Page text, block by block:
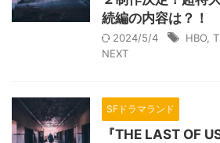
続編の内容は？！
2024/5/4 HBO
NEXT
SFドラマランド
『THE LAST OF